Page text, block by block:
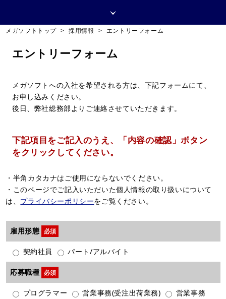
メガソフトトップ > 採用情報 > エントリーフォーム
エントリーフォーム
メガソフトへの入社を希望される方は、下記フォームにて、
お申し込みください。
後日、弊社総務部よりご連絡させていただきます。
下記項目をご記入のうえ、「内容の確認」ボタン
をクリックしてください。
・半角カタカナはご使用にならないでください。
・このページでご記入いただいた個人情報の取り扱いについて
は、 プライバシーポリシーをご覧ください。
雇用形態 必須
契約社員 パート/アルバイト
応募職種 必須
プログラマー 営業事務(受注出荷業務)
営業事務